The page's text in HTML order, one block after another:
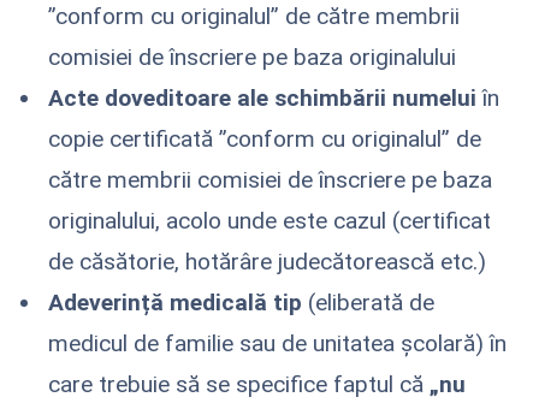
”conform cu originalul” de către membrii
comisiei de înscriere pe baza originalului
Acte doveditoare ale schimbării numeluiîn
copie certificată ”conform cu originalul” de
către membrii comisiei de înscriere pe baza
originalului, acolo unde este cazul (certificat
de căsătorie, hotărâre judecătorească etc.)
Adeverință medicală tip (eliberată de
medicul de familie sau de unitatea școlară) în
care trebuie să se specifice faptul că „nu